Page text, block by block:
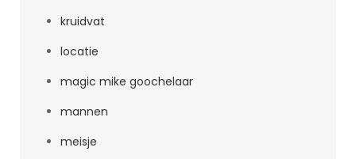
kruidvat
locatie
magic mike goochelaar
mannen
meisje